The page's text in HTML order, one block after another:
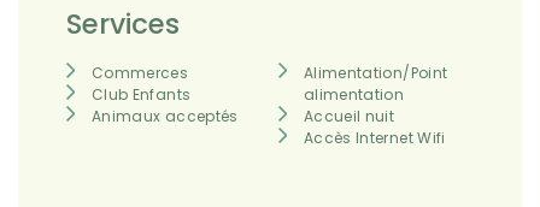
Services
Commerces
Club Enfants
Animaux acceptés
Alimentation/Point
alimentation
Accueil nuit
Accès Internet Wifi